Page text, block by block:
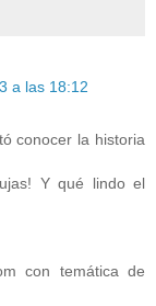
a las 18:12
conocer la historia
Y qué lindo el
con temática de